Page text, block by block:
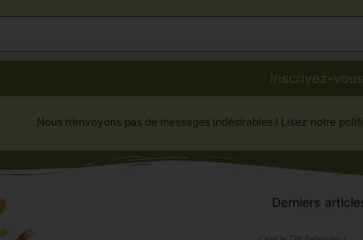
Inscrivez-vous
Nous n’envoyons pas de messages indésirables ! Lisez notre
Derniers